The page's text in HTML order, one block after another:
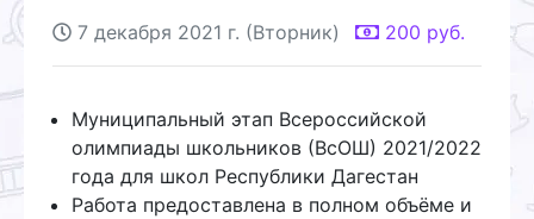
7 декабря 2021 г. (Вторник) 200 руб.
Муниципальный этап Всероссийской
олимпиады школьников (ВсОШ) 2021/2022
года для школ Республики Дагестан
Работа предоставлена в полном объёме и